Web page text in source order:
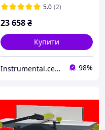
5.0 (2)
23 658₴
Купити
Instrumental.centr - тут є те, що вам потрібно. 98%